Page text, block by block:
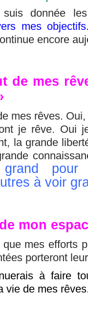
donnée
mes
encore
de mes
mes rêves.
je rêve. Oui
la grande
pour
à voir
mon
mes efforts
porteront
à faire
vie de mes